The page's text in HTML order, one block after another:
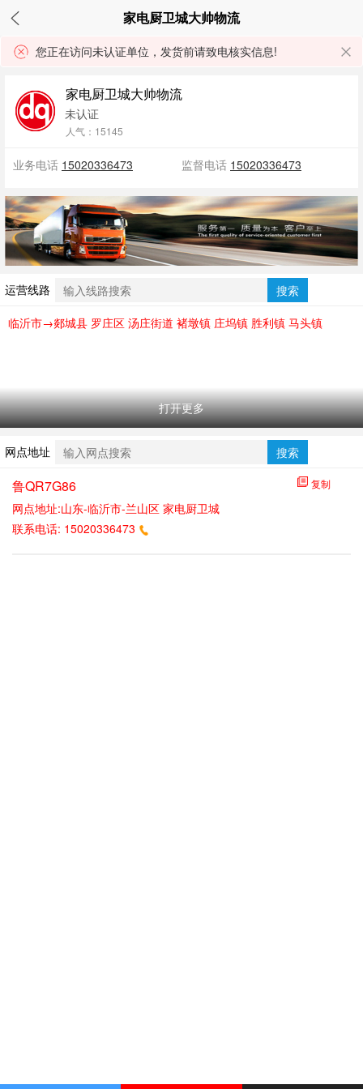
家电厨卫城大帅物流
您正在访问未认证单位，发货前请致电核实信息!
家电厨卫城大帅物流
未认证
人气：15145
业务电话 15020336473 监督电话 15020336473
运营线路 搜索
临沂市→郯城县 罗庄区 汤庄街道 褚墩镇 庄坞镇 胜利镇 马头镇
打开更多
网点地址 搜索
鲁QR7G86 复制
网点地址:山东-临沂市-兰山区 家电厨卫城
联系电话: 15020336473